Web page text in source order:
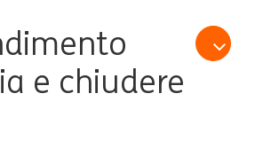
e chiudere
Open /